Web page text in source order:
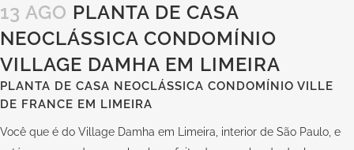
13 AGO PLANTA DE CASA
NEOCLÁSSICA CONDOMÍNIO
VILLAGE DAMHA EM LIMEIRA
PLANTA DE CASA NEOCLÁSSICA CONDOMÍNIO VILLE
DE FRANCE EM LIMEIRA
Você que é do Village Damha em Limeira, interior de São Paulo, e